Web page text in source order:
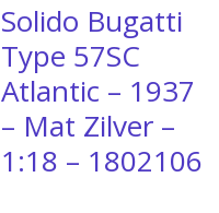
Solido Bugatti
Type 57SC
Atlantic – 1937
– Mat Zilver –
1:18 – 1802106